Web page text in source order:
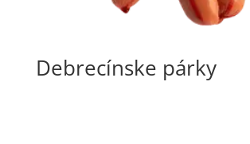
Debrecínske párky